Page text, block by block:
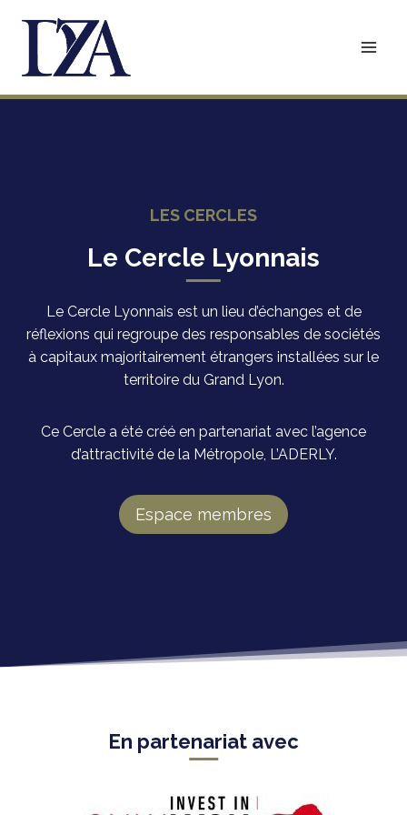
contenu
LES CERCLES
Le Cercle Lyonnais
Le Cercle Lyonnais est un lieu d’échanges et de
réflexions qui regroupe des responsables de sociétés
à capitaux majoritairement étrangers installées sur le
territoire du Grand Lyon.
Ce Cercle a été créé en partenariat avec l’agence
d’attractivité de la Métropole, L’ADERLY.
Espace membres
En partenariat avec